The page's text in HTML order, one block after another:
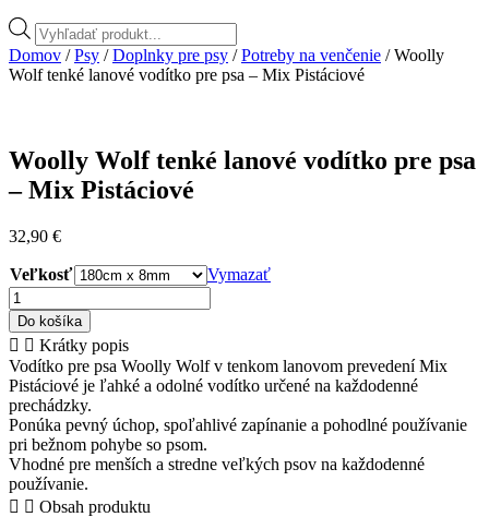
Vyhľadávanie
produktov
Domov /Psy /Doplnky pre psy /Potreby na venčenie / Woolly
Wolf tenké lanové vodítko pre psa – Mix Pistáciové
Woolly Wolf tenké lanové vodítko pre psa
– Mix Pistáciové
32,90 €
Veľkosť
Vymazať
množstvo
Woolly
Wolf
tenké
lanové
vodítko
pre
psa
–
Mix
Pistáciové
Do košíka
Krátky popis
Vodítko pre psa Woolly Wolf v tenkom lanovom prevedení Mix
Pistáciové je ľahké a odolné vodítko určené na každodenné
prechádzky.
Ponúka pevný úchop, spoľahlivé zapínanie a pohodlné používanie
pri bežnom pohybe so psom.
Vhodné pre menších a stredne veľkých psov na každodenné
používanie.
Obsah produktu